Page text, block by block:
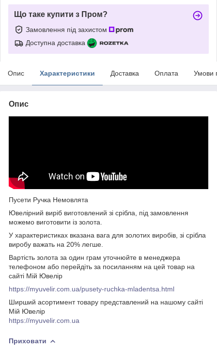
Що таке купити з Пром?
Замовлення під захистом
Доступна доставка
Опис Характеристики Доставка Оплата Умови
Опис
Пусети Ручка Немовлята
Ювелірний виріб виготовлений зі срібла, під замовлення
можемо виготовити із золота.
У характеристиках вказана вага для золотих виробів, зі срібла
виробу важать на 20% легше.
Вартість золота за один грам уточнюйте в менеджера
телефоном або перейдіть за посиланням на цей товар на
сайті Мій Ювелір
https://myuvelir.com.ua/pusety-ruchka-mladentsa.html
Ширший асортимент товару представлений на нашому сайті
Мій Ювелір
https://myuvelir.com.ua
Приховати